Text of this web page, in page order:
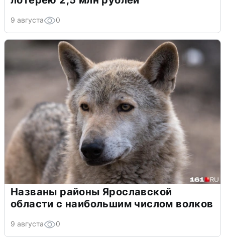
9 августа 0
Названы районы Ярославской
области с наибольшим числом волков
9 августа 0